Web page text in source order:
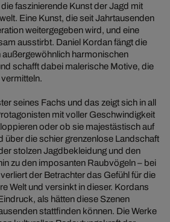
faszinierende Kunst der Jagd mit
Eine Kunst, die seit Jahrtausenden
weitergegeben wird, und eine
ausstirbt. Daniel Kordan fängt die
außergewöhnlich harmonischen
schafft dabei malerische Motive, die
seines Fachs und das zeigt sich in all
mit voller Geschwindigkeit
oder ob sie majestästisch auf
über die schier grenzenlose Landschaft
stolzen Jagdbekleidung und den
zu den imposanten Raubvögeln – bei
der Betrachter das Gefühl für die
Welt und versinkt in dieser. Kordans
als hätten diese Szenen
stattfinden können. Die Werke